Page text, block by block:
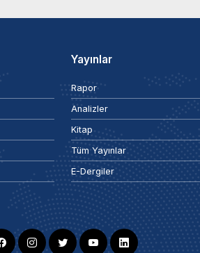
Yayınlar
Rapor
Analizler
Kitap
Tüm Yayınlar
E-Dergiler